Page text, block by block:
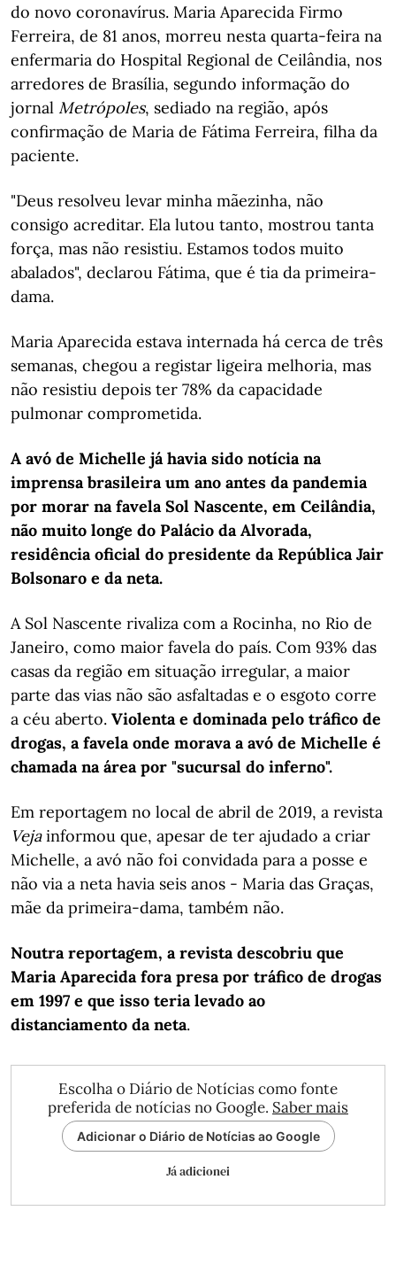
do novo coronavírus. Maria Aparecida Firmo
Ferreira, de 81 anos, morreu nesta quarta-feira na
enfermaria do Hospital Regional de Ceilândia, nos
arredores de Brasília, segundo informação do
jornal Metrópoles, sediado na região, após
confirmação de Maria de Fátima Ferreira, filha da
paciente.
"Deus resolveu levar minha mãezinha, não
consigo acreditar. Ela lutou tanto, mostrou tanta
força, mas não resistiu. Estamos todos muito
abalados", declarou Fátima, que é tia da primeira-
dama.
Maria Aparecida estava internada há cerca de três
semanas, chegou a registar ligeira melhoria, mas
não resistiu depois ter 78% da capacidade
pulmonar comprometida.
A avó de Michelle já havia sido notícia na
imprensa brasileira um ano antes da pandemia
por morar na favela Sol Nascente, em Ceilândia,
não muito longe do Palácio da Alvorada,
residência oficial do presidente da República Jair
Bolsonaro e da neta.
A Sol Nascente rivaliza com a Rocinha, no Rio de
Janeiro, como maior favela do país. Com 93% das
casas da região em situação irregular, a maior
parte das vias não são asfaltadas e o esgoto corre
a céu aberto. Violenta e dominada pelo tráfico de
drogas, a favela onde morava a avó de Michelle é
chamada na área por "sucursal do inferno".
Em reportagem no local de abril de 2019, a revista
Vejainformou que, apesar de ter ajudado a criar
Michelle, a avó não foi convidada para a posse e
não via a neta havia seis anos - Maria das Graças,
mãe da primeira-dama, também não.
Noutra reportagem, a revista descobriu que
Maria Aparecida fora presa por tráfico de drogas
em 1997 e que isso teria levado ao
distanciamento da neta.
Escolha o Diário de Notícias como fonte
preferida de notícias no Google. Saber mais
Adicionar o Diário de Notícias ao Google
Já adicionei